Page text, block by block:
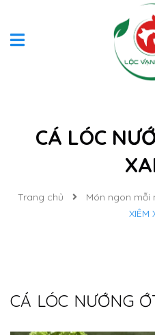
CÁ LÓC
Trang chủ Món ngon mỗi
XIÊM
CÁ LÓC NƯỚNG